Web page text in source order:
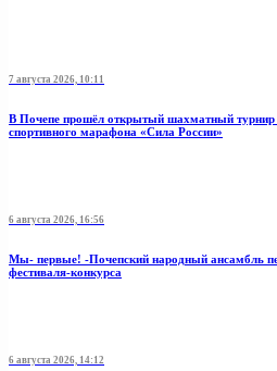
7 августа 2026, 10:11
В Почепе прошёл открытый шахматный турнир
спортивного марафона «Сила России»
6 августа 2026, 16:56
Мы- первые! -Почепский народный ансамбль
фестиваля-конкурса
6 августа 2026, 14:12